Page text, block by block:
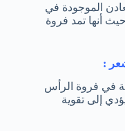
الموجودة في
أنها تمد فروة
في فروة الرأس
إلى تقوية